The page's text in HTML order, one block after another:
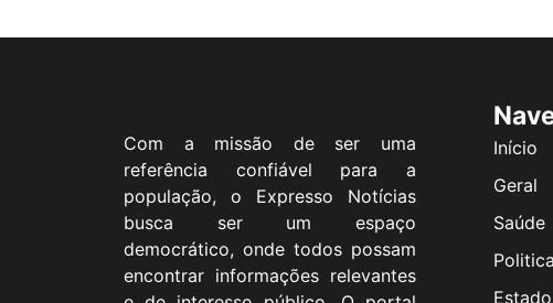
Com a missão de ser uma
referência confiável para a
população, o Expresso Notícias
busca ser um espaço
democrático, onde todos possam
encontrar informações relevantes
Início
Geral
Saúde
Politica
Estado